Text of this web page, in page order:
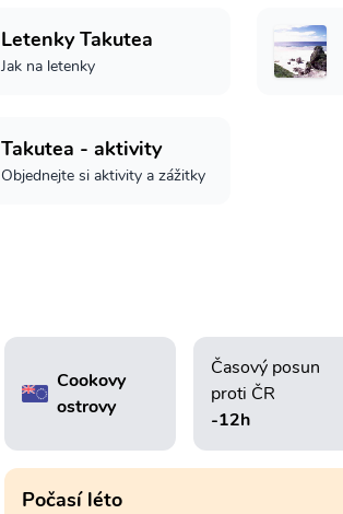
Letenky Takutea
Jak na letenky
Takutea - aktivity
Objednejte si aktivity a zážitky
Cookovy
ostrovy
Časový posun
proti ČR
-12h
Počasí léto